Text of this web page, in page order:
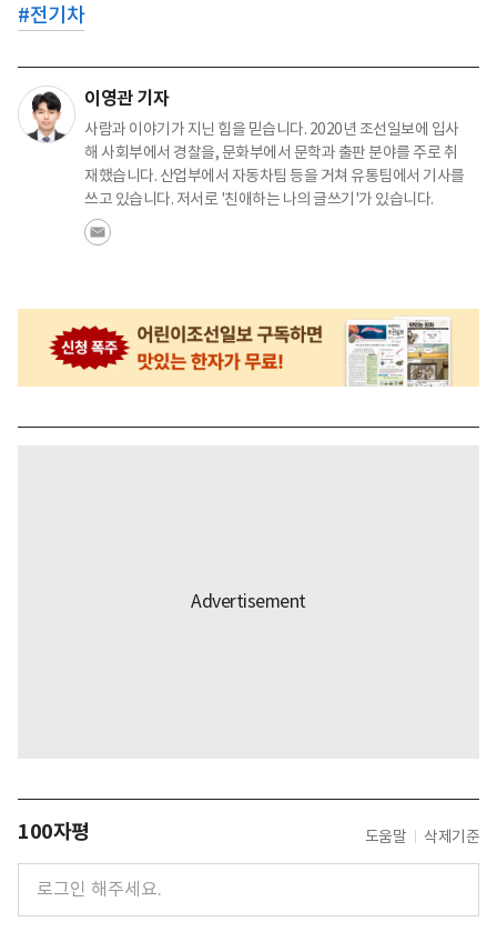
#전기차
이영관 기자
사람과 이야기가 지닌 힘을 믿습니다. 2020년 조선일보에 입사
해 사회부에서 경찰을, 문화부에서 문학과 출판 분야를 주로 취
재했습니다. 산업부에서 자동차팀 등을 거쳐 유통팀에서 기사를
쓰고 있습니다. 저서로 '친애하는 나의 글쓰기'가 있습니다.
100자평 도움말 삭제기준